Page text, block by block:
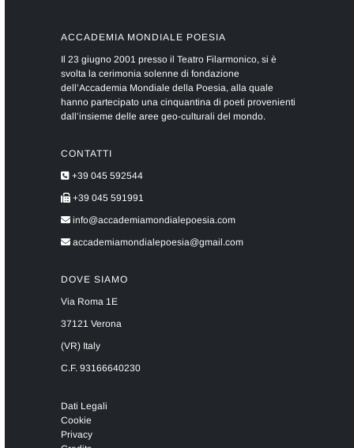
ACCADEMIA MONDIALE POESIA
Il 23 giugno 2001 presso il Teatro Filarmonico, si è
svolta la cerimonia solenne di fondazione
dell’Accademia Mondiale della Poesia, alla quale
hanno partecipato una cinquantina di poeti provenienti
dall’insieme delle aree geo-culturali del mondo.
CONTATTI
+39 045 592544
+39 045 591991
info@accademiamondialepoesia.com
accademiamondialepoesia@gmail.com
DOVE SIAMO
Via Roma 1E
37121 Verona
(VR) Italy
C.F. 93166640230
Dati Legali
Cookie
Privacy